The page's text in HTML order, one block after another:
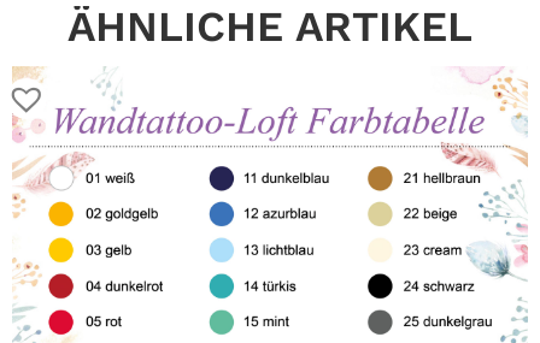
ÄHNLICHE ARTIKEL